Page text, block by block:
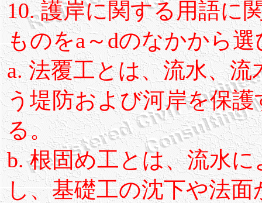
10. 護岸に関する用語に
ものをa～dのなかから
a. 法覆工とは、流水、
う堤防および河岸を保
る。
b. 根固め工とは、流水
し、基礎工の沈下や法